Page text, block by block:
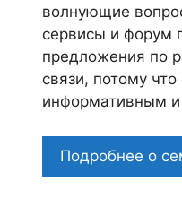
волнующие
сервисы и форум
предложения по
связи, потому
информативным
Подробнее о